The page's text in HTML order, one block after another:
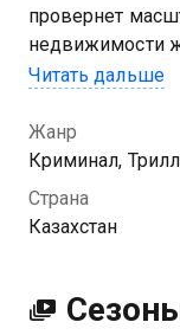
провернет
недвижимости
дела за
проворачивает
мошеннических
Посмотреть
Читать дальше
Жанр
Криминал,
Страна
Казахстан